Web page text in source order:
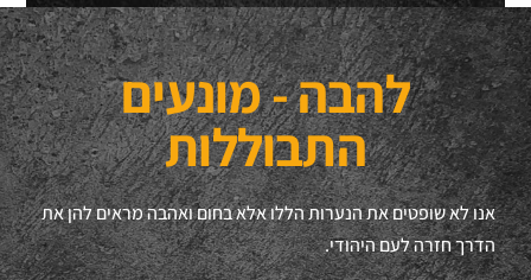
להבה - מונעים
התבוללות
אנו לא שופטים את הנערות הללו אלא בחום ואהבה מראים להן את
הדרך חזרה לעם היהודי.